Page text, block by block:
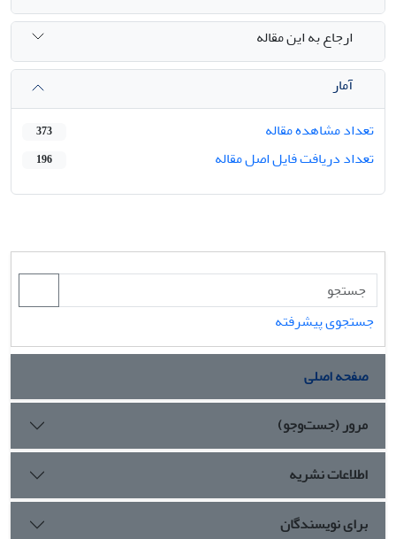
ارجاع به این مقاله
آمار
تعداد مشاهده مقاله
373
تعداد دریافت فایل اصل مقاله 196
جستجوی پیشرفته
صفحه اصلی
مرور (جست‌وجو)
اطلاعات نشریه
برای نویسندگان